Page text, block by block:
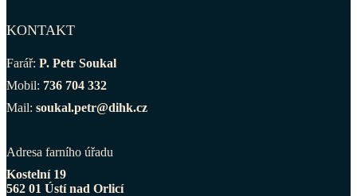
KONTAKT
Farář: P. Petr Soukal
Mobil: 736 704 332
Mail: soukal.petr@dihk.cz
Adresa farního úřadu
Kostelní 19
562 01 Ústí nad Orlicí